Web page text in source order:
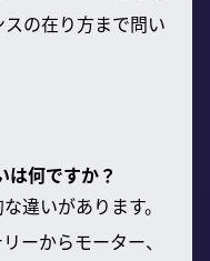
の在り方まで問い
は何ですか？
違いがあります。
ーからモーター、